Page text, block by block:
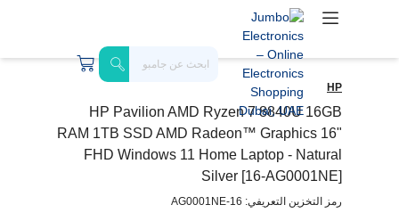
HP
HP Pavilion AMD Ryzen 7 8840U 16GB
RAM 1TB SSD AMD Radeon™ Graphics 16"
FHD Windows 11 Home Laptop - Natural
Silver [16-AG0001NE]
رمز التخزين التعريفي: 16-AG0001NE